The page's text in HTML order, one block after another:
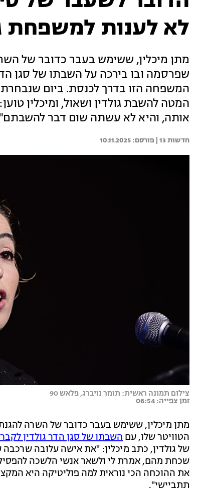
לא לענות למשפחת
מתן מיכלין, ששימש בעבר כדובר של
שפרסמה ובו בירכה על השבתו של סגן
המשפחה הזו בדרך לכנסת. ביום
המטה להשבת גולדין ושאול, ומיכלין
אותה, והיא לא עשתה שום דבר להשבתם"
חדשות 13 | 10.11.2025
צילום תמונה ראשית: תומר נויברג, פלאש 90
זמן צפייה: 06:54
מתן מיכלין, ששימש בעבר כדובר של השרה
הטוויטר שלו, עם השבתו של סגן הדר גולדין
של גולדין, כתב מיכלין: "את אישה עלובה
שכחת מהם, אמרת לי ולשאר אנשי הלשכה להפסיק
את ההוכחה הכי נוראית למה פוליטיקה היא
תתביישי".